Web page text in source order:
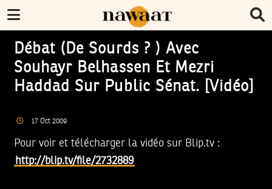
Débat (de Sourds ? ) Avec
Souhayr Belhassen Et Mezri
Haddad Sur Public Sénat. [Vidéo]
17 Oct 2009
Pour voir et télécharger la vidéo sur Blip.tv :
http://blip.tv/file/2732889